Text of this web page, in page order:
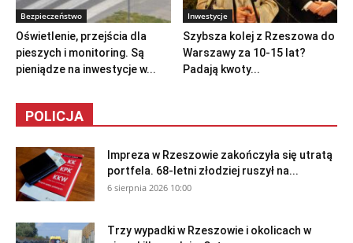
Bezpieczeństwo
Oświetlenie, przejścia dla
pieszych i monitoring. Są
pieniądze na inwestycje w...
Inwestycje
Szybsza kolej z Rzeszowa do
Warszawy za 10-15 lat?
Padają kwoty...
POLICJA
Impreza w Rzeszowie zakończyła się utratą
portfela. 68-letni złodziej ruszył na...
6 sierpnia 2026 10:00
Trzy wypadki w Rzeszowie i okolicach w